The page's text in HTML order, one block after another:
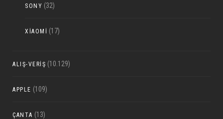
SONY (32)
XIAOMI (17)
ALIŞ-VERIŞ (10.129)
APPLE (109)
ÇANTA (13)